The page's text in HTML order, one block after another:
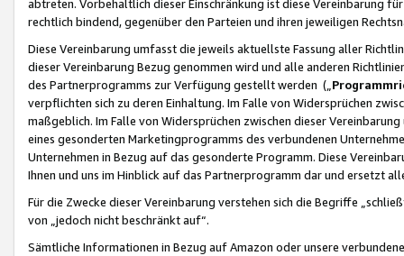
abtreten. Vorbehaltlich dieser Einschränkung ist diese Vereinbarung
rechtlich bindend, gegenüber den Parteien und ihren jeweiligen
Diese Vereinbarung umfasst die jeweils aktuellste Fassung aller
dieser Vereinbarung Bezug genommen wird und alle anderen
des Partnerprogramms zur Verfügung gestellt werden („
verpflichten sich zu deren Einhaltung. Im Falle von Widersprüchen
maßgeblich. Im Falle von Widersprüchen zwischen dieser
eines gesonderten Marketingprogramms des verbundenen
Unternehmen in Bezug auf das gesonderte Programm. Diese
Ihnen und uns im Hinblick auf das Partnerprogramm dar und ersetzt
Für die Zwecke dieser Vereinbarung verstehen sich die Begriffe
von „jedoch nicht beschränkt auf“.
Sämtliche Informationen in Bezug auf Amazon oder unsere